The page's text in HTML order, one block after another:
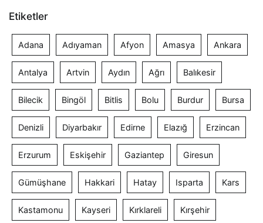
Etiketler
Adana Adıyaman Afyon Amasya Ankara
Antalya Artvin Aydın Ağrı Balıkesir
Bilecik Bingöl Bitlis Bolu Burdur Bursa
Denizli Diyarbakır Edirne Elazığ Erzincan
Erzurum Eskişehir Gaziantep Giresun
Gümüşhane Hakkari Hatay Isparta Kars
Kastamonu Kayseri Kırklareli Kırşehir